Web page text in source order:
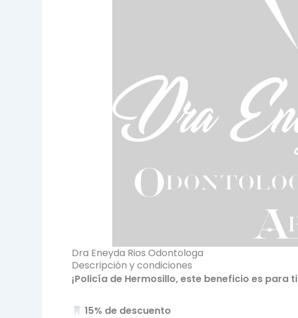
Dra Eneyda Rios Odontologa
Descripción y condiciones
¡Policía de Hermosillo, este beneficio es para
15% de descuento